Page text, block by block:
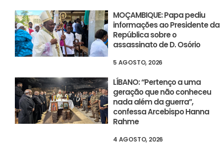
MOÇAMBIQUE: Papa pediu
informações ao Presidente da
República sobre o
assassinato de D. Osório
5 AGOSTO, 2026
LÍBANO: “Pertenço a uma
geração que não conheceu
nada além da guerra”,
confessa Arcebispo Hanna
Rahme
4 AGOSTO, 2026